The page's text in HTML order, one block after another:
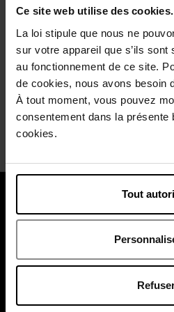
Ce site web utilise des cookies.
La loi stipule que nous ne
sur votre appareil que s’ils
au fonctionnement de ce site.
de cookies, nous avons besoin
À tout moment, vous pouvez
consentement dans la présente
cookies.
Tout
de suite un effet bonne mine. La
traces et tient toute la journée.
à toutes les femmes qui aiment
lumineux.
Wees de eerste om deze
Vind u deze
Betaal veilig